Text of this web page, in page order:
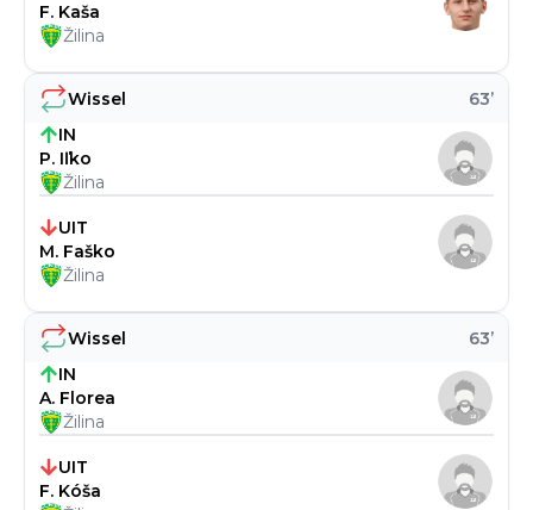
Wissel 63’
IN
A. Florea
Žilina
UIT
F. Kóša
Wissel 63’
IN
P. Iľko
Žilina
UIT
M. Faško
Žilina
F. Kaša
Žilina